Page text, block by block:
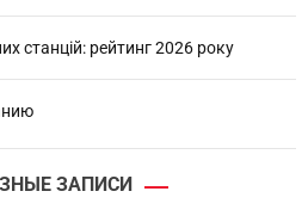
станцій: рейтинг 2026 року
ЗАПИСИ